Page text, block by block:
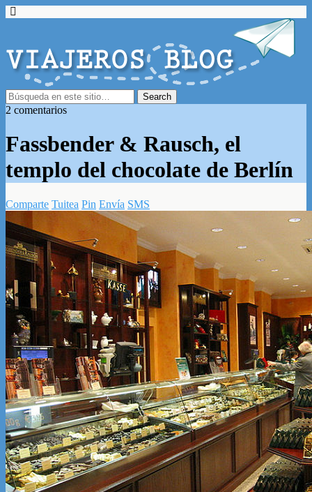
2 comentarios
Fassbender & Rausch, el
templo del chocolate de Berlín
Comparte Tuitea Pin Envía SMS